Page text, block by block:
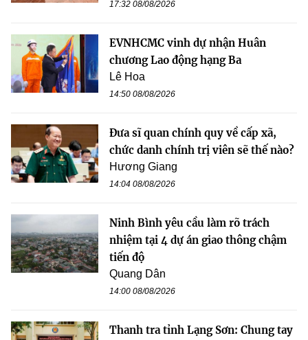
17:32 08/08/2026
EVNHCMC vinh dự nhận Huân
chương Lao động hạng Ba
Lê Hoa
14:50 08/08/2026
Đưa sĩ quan chính quy về cấp xã,
chức danh chính trị viên sẽ thế nào?
Hương Giang
14:04 08/08/2026
Ninh Bình yêu cầu làm rõ trách
nhiệm tại 4 dự án giao thông chậm
tiến độ
Quang Dân
14:00 08/08/2026
Thanh tra tỉnh Lạng Sơn: Chung tay